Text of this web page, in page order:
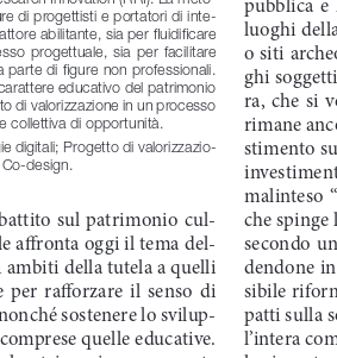
di progettisti e portatori di inte-
abilitante, sia per fluidificare
progettuale,  sia  per  facilitare
parte di figure non professionali.
educativo del patrimonio
di valorizzazione in un processo
collettiva di opportunità.
digitali; Progetto di valorizzazio-
design.
sul patrimonio cul-
affronta oggi il tema del-
ambiti della tutela a quelli
per  rafforzare  il  senso  di
sostenere lo svilup-
quelle educative.
luoghi
o siti
ghi
ra,  che  si
rimane
stimento
malinteso
che
secondo
dendone
sibile
patti sulla
l’intera